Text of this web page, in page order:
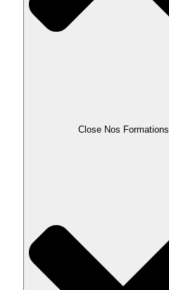
Close Nos Formations